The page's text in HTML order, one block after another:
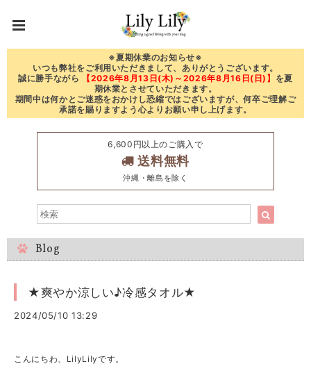
※夏期休業のお知らせ※
いつも弊社をご利用いただきまして、ありがとうございます。
誠に勝手ながら
【2026年8月13日(木)～2026年8月16日(日)】 を夏
期休業とさせていただきます。
期間中は何かとご迷惑をおかけし恐縮ではございますが、何卒ご理解ご
承諾を賜りますよう心よりお願い申し上げます。
6,600円以上のご購入で
送料無料
沖縄・離島を除く
Blog
★爽やか涼しい♪冷感タオル★
2024/05/10 13:29
こんにちわ、LilyLilyです。